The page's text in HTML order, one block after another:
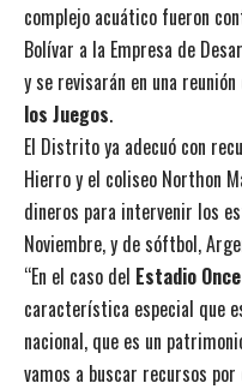
complejo acuático fueron
Bolívar a la Empresa de
y se revisarán en una reunión
los Juegos.
El Distrito ya adecuó con
Hierro y el coliseo Northon
dineros para intervenir los
Noviembre, y de sóftbol,
“En el caso del Estadio
característica especial que
nacional, que es un
vamos a buscar recursos